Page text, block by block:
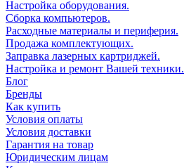
Настройка оборудования.
Сборка компьютеров.
Расходные материалы и периферия.
Продажа комплектующих.
Заправка лазерных картриджей.
Настройка и ремонт Вашей техники.
Блог
Бренды
Как купить
Условия оплаты
Условия доставки
Гарантия на товар
Юридическим лицам